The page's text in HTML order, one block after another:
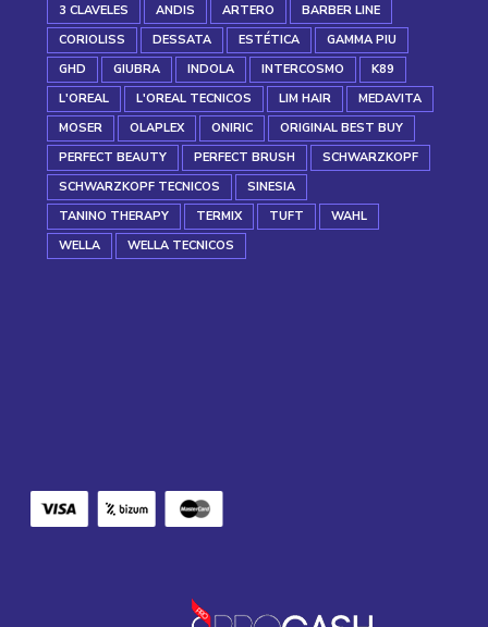
3 CLAVELES ANDIS ARTERO
BARBER LINE
CORIOLISS
DESSATA ESTÉTICA
GAMMA PIU
GHD
GIUBRA INDOLA INTERCOSMO
K89
L'OREAL
L'OREAL TECNICOS LIM HAIR
MEDAVITA
MOSER
OLAPLEX ONIRIC
ORIGINAL BEST BUY
PERFECT BEAUTY
PERFECT BRUSH
SCHWARZKOPF
SCHWARZKOPF TECNICOS
SINESIA
TANINO THERAPY
TERMIX TUFT
WAHL
WELLA
WELLA TECNICOS